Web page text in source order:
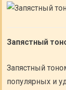
Запястный
Запястный
популярных и